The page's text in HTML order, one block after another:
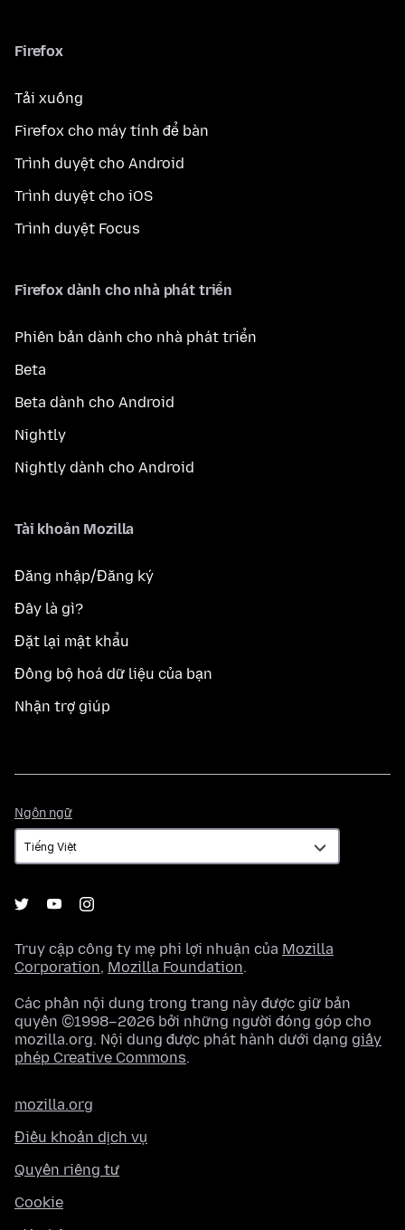
Firefox
Tải xuống
Firefox cho máy tính để bàn
Trình duyệt cho Android
Trình duyệt cho iOS
Trình duyệt Focus
Firefox dành cho nhà phát triển
Phiên bản dành cho nhà phát triển
Beta
Beta dành cho Android
Nightly
Nightly dành cho Android
Tài khoản Mozilla
Đăng nhập/Đăng ký
Đây là gì?
Đặt lại mật khẩu
Đồng bộ hoá dữ liệu của bạn
Nhận trợ giúp
Ngôn ngữ
ngữ
Truy cập công ty mẹ phi lợi nhuận của Mozilla
Corporation, Mozilla Foundation.
Các phần nội dung trong trang này được giữ bản
quyền ©1998–2026 bởi những người đóng góp cho
mozilla.org. Nội dung được phát hành dưới dạng giấy
phép Creative Commons.
mozilla.org
Điều khoản dịch vụ
Quyền riêng tư
Cookie